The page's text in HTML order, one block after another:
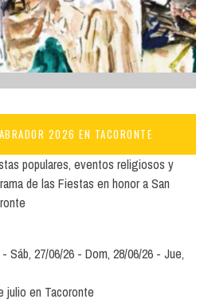
2026 EN TACORONTE
populares, eventos religiosos y
de las Fiestas en honor a San
Sáb, 27/06/26 Dom, 28/06/26
Jue,
julio en Tacoronte